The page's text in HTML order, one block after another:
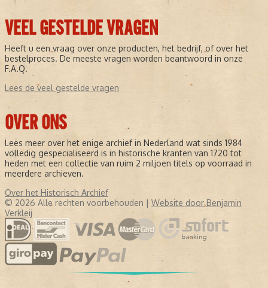
VEEL GESTELDE VRAGEN
Heeft u een vraag over onze producten, het bedrijf, of over het
bestelproces. De meeste vragen worden beantwoord in onze
F.A.Q.
Lees de veel gestelde vragen
OVER ONS
Lees meer over het enige archief in Nederland wat sinds 1984
volledig gespecialiseerd is in historische kranten van 1720 tot
heden met een collectie van ruim 2 miljoen titels op voorraad in
meerdere archieven.
Over het Historisch Archief
© 2026 Alle rechten voorbehouden | Website door Benjamin
Verkleij